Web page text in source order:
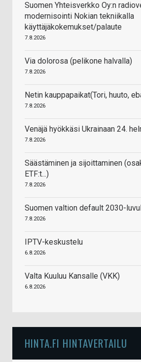
Suomen Yhteisverkko Oy:n
modernisointi Nokian tekniikalla
käyttäjäkokemukset/palaute
7.8.2026
Via dolorosa (pelikone halvalla)
7.8.2026
Netin kauppapaikat(Tori, huuto,
7.8.2026
Venäjä hyökkäsi Ukrainaan 24.
7.8.2026
Säästäminen ja sijoittaminen
ETF:t...)
7.8.2026
Suomen valtion default 2030-
7.8.2026
IPTV-keskustelu
6.8.2026
Valta Kuuluu Kansalle (VKK)
6.8.2026
HINTA.FI HINTAVERTAILU